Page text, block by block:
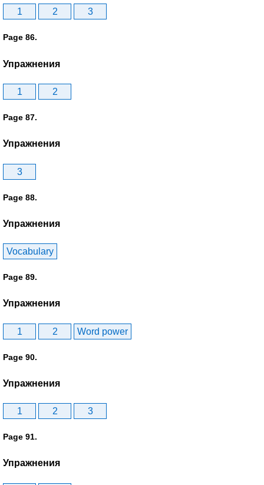
1 2 3
Page 86.
Упражнения
1 2
Page 87.
Упражнения
3
Page 88.
Упражнения
Vocabulary
Page 89.
Упражнения
1 2 Word power
Page 90.
Упражнения
1 2 3
Page 91.
Упражнения